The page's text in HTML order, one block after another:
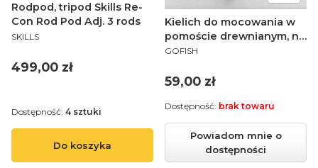
Rodpod, tripod Skills Re-
Con Rod Pod Adj. 3 rods
PRODUCENT
SKILLS
Cena
499,00 zł
Do koszyka
Dostępność: 4 sztuki
Kielich do mocowania w
pomoście drewnianym, na
łodzi, stal nierdzewna
Bankstick Holder 10/13mm
PRODUCENT
GOFISH
Cena
59,00 zł
Powiadom mnie o
dostępności
Dostępność: brak towaru